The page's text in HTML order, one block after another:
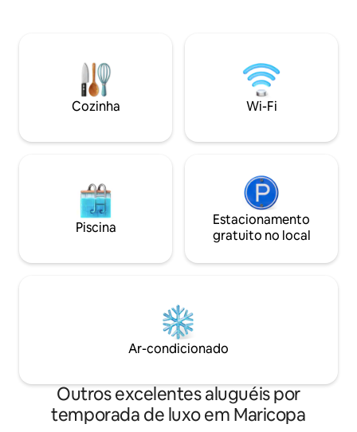
Retreats. All rights reserved. BEDROOM
& BATHROOM • Bedroom 1 - Primary:
Queen size bed, Ensuite bathroom •
Bedroom 2: King size bed, Ensuite
FEATURES & AMENITIES • City Lights •
(advance notice may be required): •
Activities and excursions • More under
“Add-on services” below
can help with
times,
more!
Cozinha Wi-Fi
Piscina
Estacionamento
gratuito no local
Ar-condicionado
Outros excelentes aluguéis por
temporada de luxo em Maricopa